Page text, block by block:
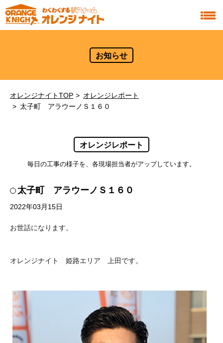
お知らせ
オレンジナイトTOP
オレンジレポート
太子町 アラウーノＳ１６０
オレンジレポート
毎日の工事の様子を、各現場担当者がアップしています。
太子町 アラウーノＳ１６０
2022年03月15日
お世話になります。
オレンジナイト 姫路エリア 上田です。